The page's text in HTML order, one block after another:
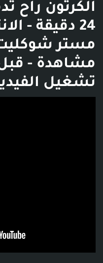
الكرتون راح
24 دقيقة -
مشاهدة -
تشغيل